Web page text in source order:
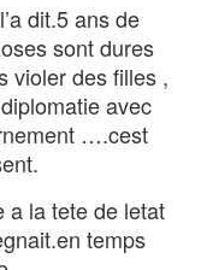
dit.5 ans de
sont dures
violer des filles ,
avec
….cest
a la tete de letat
temps